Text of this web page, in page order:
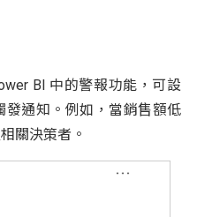
BI 中的警報功能，可設
通知。例如，當銷售額低
關決策者。